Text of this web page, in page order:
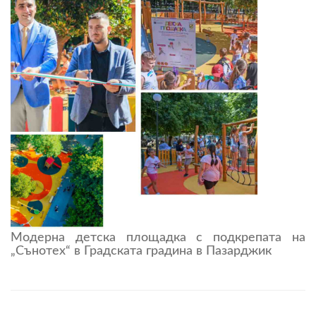
Модерна детска площадка с подкрепата на
„Сънотех“ в Градската градина в Пазарджик